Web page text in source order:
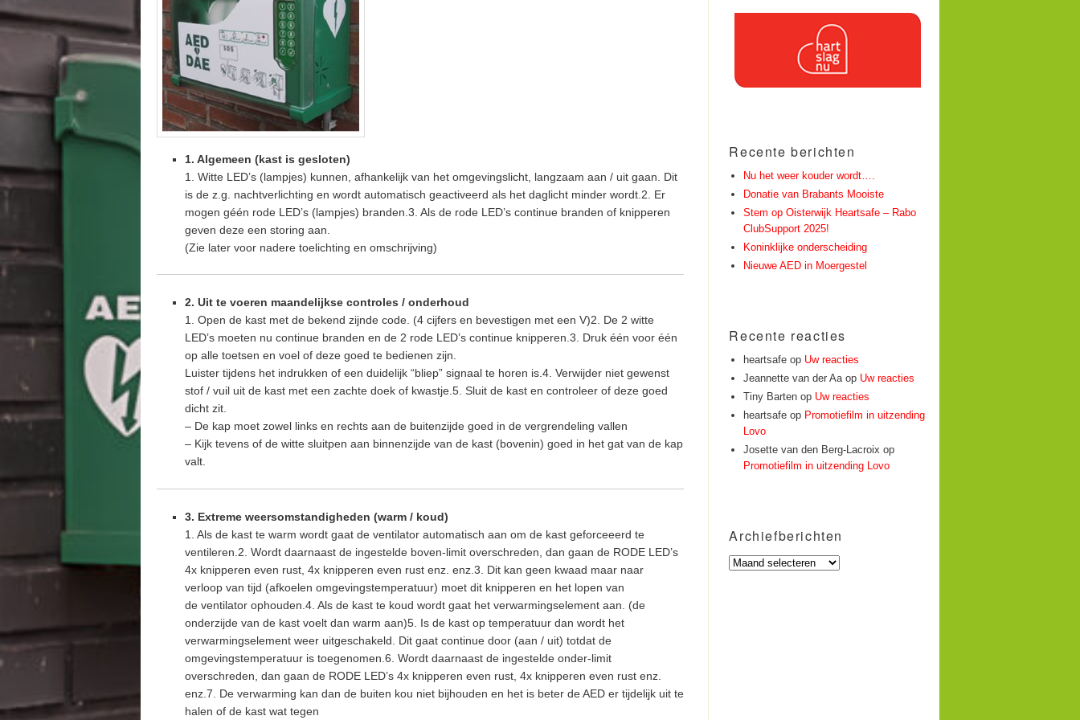
1. Algemeen (kast is gesloten)
1. Witte LED’s (lampjes) kunnen, afhankelijk van het omgevingslicht, langzaam aan / uit gaan. Dit
is de z.g. nachtverlichting en wordt automatisch geactiveerd als het daglicht minder wordt.2. Er
mogen géén rode LED’s (lampjes) branden.3. Als de rode LED’s continue branden of knipperen
geven deze een storing aan.
(Zie later voor nadere toelichting en omschrijving)
2. Uit te voeren maandelijkse controles / onderhoud
1. Open de kast met de bekend zijnde code. (4 cijfers en bevestigen met een V)2. De 2 witte
LED’s moeten nu continue branden en de 2 rode LED’s continue knipperen.3. Druk één voor één
op alle toetsen en voel of deze goed te bedienen zijn.
Luister tijdens het indrukken of een duidelijk “bliep” signaal te horen is.4. Verwijder niet gewenst
stof / vuil uit de kast met een zachte doek of kwastje.5. Sluit de kast en controleer of deze goed
dicht zit.
– De kap moet zowel links en rechts aan de buitenzijde goed in de vergrendeling vallen
– Kijk tevens of de witte sluitpen aan binnenzijde van de kast (bovenin) goed in het gat van de kap
valt.
3. Extreme weersomstandigheden (warm / koud)
1. Als de kast te warm wordt gaat de ventilator automatisch aan om de kast geforceeerd te
ventileren.2. Wordt daarnaast de ingestelde boven-limit overschreden, dan gaan de RODE LED’s
4x knipperen even rust, 4x knipperen even rust enz. enz.3. Dit kan geen kwaad maar naar
verloop van tijd (afkoelen omgevingstemperatuur) moet dit knipperen en het lopen van
de ventilator ophouden.4. Als de kast te koud wordt gaat het verwarmingselement aan. (de
onderzijde van de kast voelt dan warm aan)5. Is de kast op temperatuur dan wordt het
verwarmingselement weer uitgeschakeld. Dit gaat continue door (aan / uit) totdat de
omgevingstemperatuur is toegenomen.6. Wordt daarnaast de ingestelde onder-limit
overschreden, dan gaan de RODE LED’s 4x knipperen even rust, 4x knipperen even rust enz.
enz.7. De verwarming kan dan de buiten kou niet bijhouden en het is beter de AED er tijdelijk uit te
halen of de kast wat tegen
Recente berichten
Nu het weer kouder wordt….
Donatie van Brabants Mooiste
Stem op Oisterwijk Heartsafe – Rabo
ClubSupport 2025!
Koninklijke onderscheiding
Nieuwe AED in Moergestel
Recente reacties
heartsafe op Uw reacties
Jeannette van der Aaop Uw reacties
Tiny Barten op Uw reacties
heartsafe op Promotiefilm in uitzending
Lovo
Josette van den Berg-Lacroix op
Promotiefilm in uitzending Lovo
Archiefberichten
Archiefberichten